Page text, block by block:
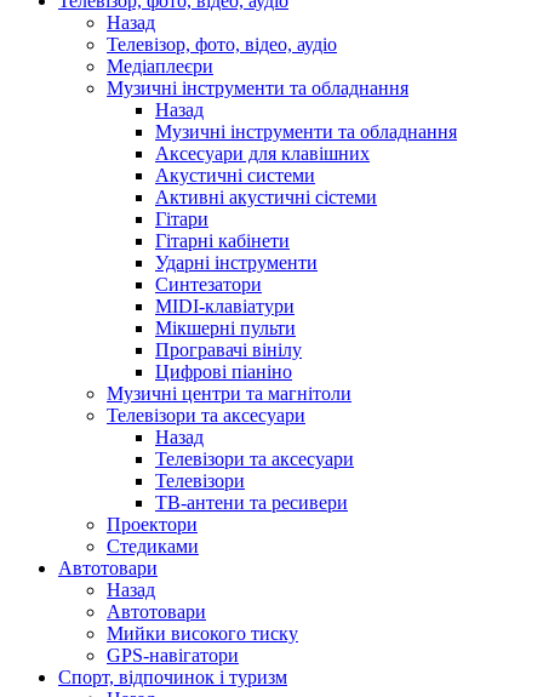
Назад
Телевізор, фото, відео, аудіо
Медіаплеєри
Музичні інструменти та обладнання
Назад
Музичні інструменти та обладнання
Аксесуари для клавішних
Акустичні системи
Активні акустичні сістеми
Гітари
Гітарні кабінети
Ударні інструменти
Синтезатори
MIDI-клавіатури
Мікшерні пульти
Програвачі вінілу
Цифрові піаніно
Музичні центри та магнітоли
Телевізори та аксесуари
Назад
Телевізори та аксесуари
Телевізори
ТВ-антени та ресивери
Проектори
Стедиками
Автотовари
Назад
Автотовари
Мийки високого тиску
GPS-навігатори
Спорт, відпочинок і туризм